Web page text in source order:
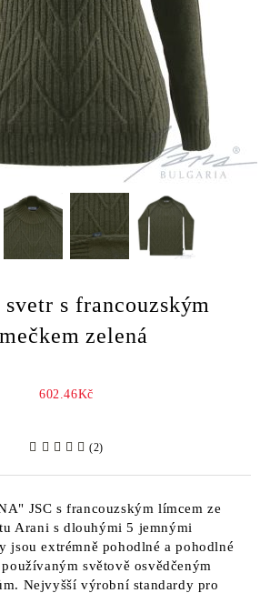
svetr s francouzským
zelená
602.46Kč
(2)
JSC s francouzským límcem ze
Arani s dlouhými5 jemnými
jsou extrémně pohodlné a pohodlné
světově osvědčeným
Nejvyšší výrobní standardy pro